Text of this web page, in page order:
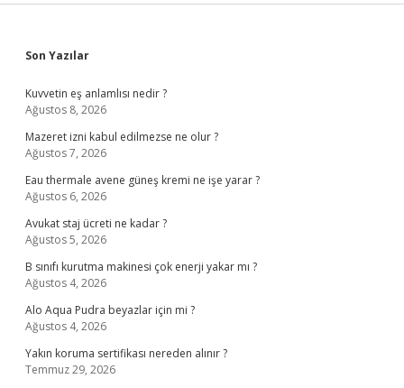
Sidebar
Son Yazılar
Kuvvetin eş anlamlısı nedir ?
Ağustos 8, 2026
Mazeret izni kabul edilmezse ne olur ?
Ağustos 7, 2026
Eau thermale avene güneş kremi ne işe yarar ?
Ağustos 6, 2026
Avukat staj ücreti ne kadar ?
Ağustos 5, 2026
B sınıfı kurutma makinesi çok enerji yakar mı ?
Ağustos 4, 2026
Alo Aqua Pudra beyazlar için mi ?
Ağustos 4, 2026
Yakın koruma sertifikası nereden alınır ?
Temmuz 29, 2026